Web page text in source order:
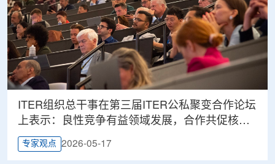
ITER组织总干事在第三届ITER公私聚变合作论坛
上表示：良性竞争有益领域发展，合作共促核聚
变 产业前行
专家观点 2026-05-17